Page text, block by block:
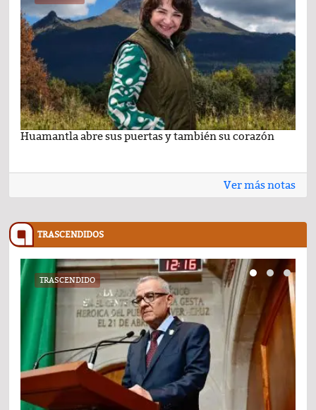
Huamantla abre sus puertas y también su corazón
Ver más notas
TRASCENDIDOS
TRASCENDIDO